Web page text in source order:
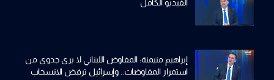
الفيديو الكامل
إبراهيم منيمنة: المفاوض اللبناني لا يرى جدوى من
استمرار المفاوضات.. وإسرائيل ترفض الانسحاب